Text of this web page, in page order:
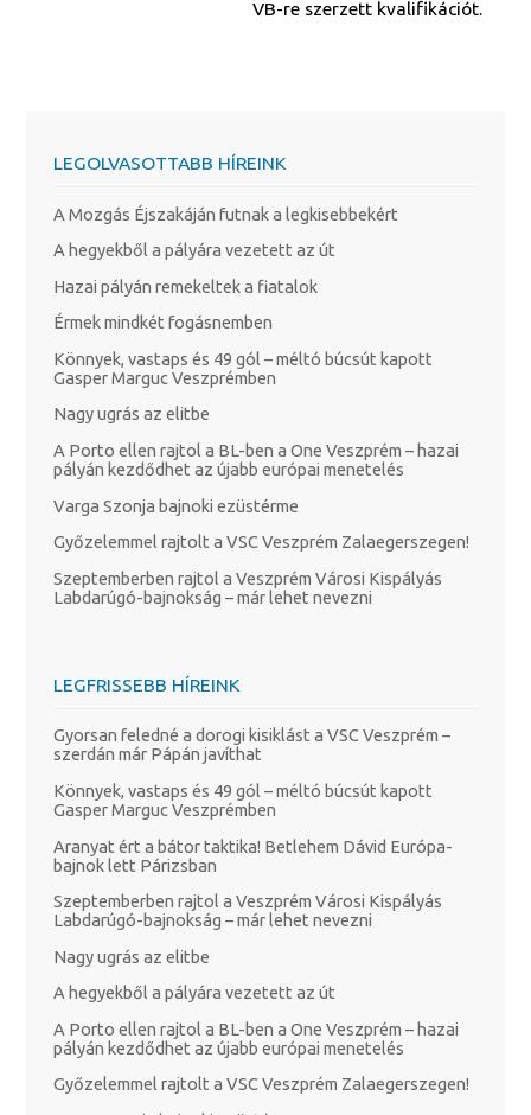
VB-re szerzett kvalifikációt.
LEGOLVASOTTABB HÍREINK
A Mozgás Éjszakáján futnak a legkisebbekért
A hegyekből a pályára vezetett az út
Hazai pályán remekeltek a fiatalok
Érmek mindkét fogásnemben
Könnyek, vastaps és 49 gól – méltó búcsút kapott
Gasper Marguc Veszprémben
Nagy ugrás az elitbe
A Porto ellen rajtol a BL-ben a One Veszprém – hazai
pályán kezdődhet az újabb európai menetelés
Varga Szonja bajnoki ezüstérme
Győzelemmel rajtolt a VSC Veszprém Zalaegerszegen!
Szeptemberben rajtol a Veszprém Városi Kispályás
Labdarúgó-bajnokság – már lehet nevezni
LEGFRISSEBB HÍREINK
Gyorsan feledné a dorogi kisiklást a VSC Veszprém –
szerdán már Pápán javíthat
Könnyek, vastaps és 49 gól – méltó búcsút kapott
Gasper Marguc Veszprémben
Aranyat ért a bátor taktika! Betlehem Dávid Európa-
bajnok lett Párizsban
Szeptemberben rajtol a Veszprém Városi Kispályás
Labdarúgó-bajnokság – már lehet nevezni
Nagy ugrás az elitbe
A hegyekből a pályára vezetett az út
A Porto ellen rajtol a BL-ben a One Veszprém – hazai
pályán kezdődhet az újabb európai menetelés
Győzelemmel rajtolt a VSC Veszprém Zalaegerszegen!